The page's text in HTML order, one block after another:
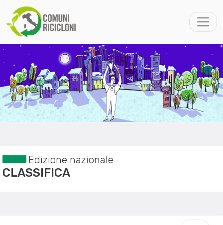
Edizione nazionale
CLASSIFICA